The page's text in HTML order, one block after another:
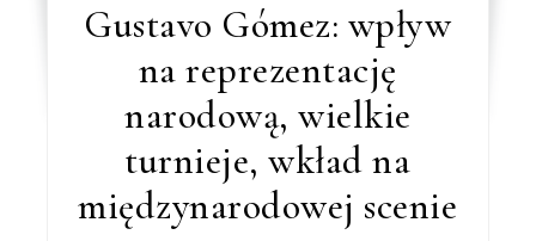
Gustavo Gómez: wpływ
na reprezentację
narodową, wielkie
turnieje, wkład na
międzynarodowej scenie